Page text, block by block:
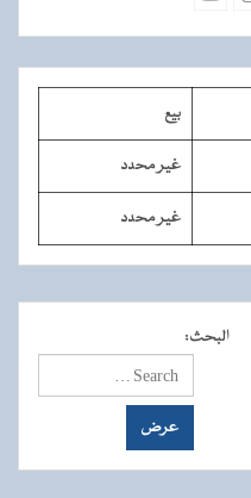
بيع
غير محدد
غير محدد
البحث: